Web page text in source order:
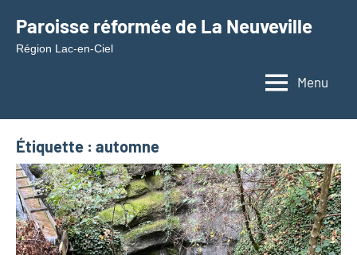
contenu
Paroisse réformée de La Neuveville
Région Lac-en-Ciel
Menu
Étiquette : automne